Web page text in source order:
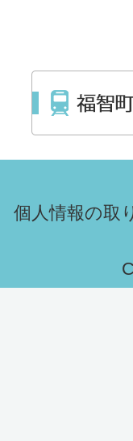
個人情報の取